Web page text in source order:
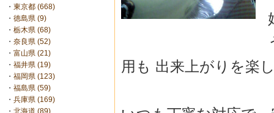
・ 東京都 (668)
・ 徳島県 (9)
・ 栃木県 (68)
・ 奈良県 (52)
・ 富山県 (21)
・ 福井県 (19)
・ 福岡県 (123)
・ 福島県 (59)
・ 兵庫県 (169)
・ 北海道 (89)
用も 出来上がりを楽